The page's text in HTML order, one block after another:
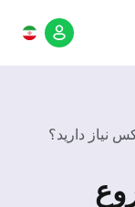
نیاز دارید؟